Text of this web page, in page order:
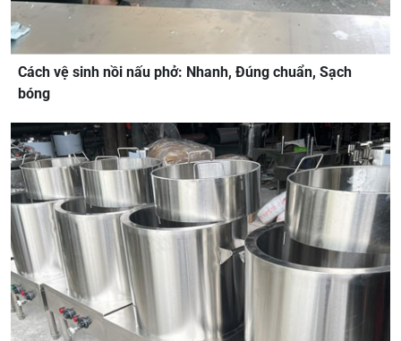
Cách vệ sinh nồi nấu phở: Nhanh, Đúng chuẩn, Sạch
bóng